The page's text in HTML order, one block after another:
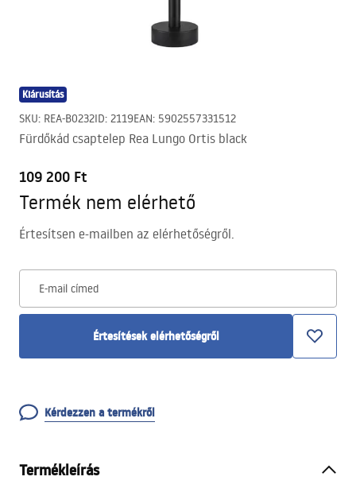
Kiárusítás
SKU: REA-B0232ID: 2119EAN: 5902557331512
Fürdőkád csaptelep Rea Lungo Ortis black
109 200 Ft
Termék nem elérhető
Értesítsen e-mailben az elérhetőségről.
E-mail címed
Értesítések elérhetőségről
Kérdezzen a termékről
Termékleírás